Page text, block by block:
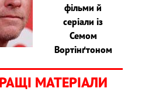
фільми й
серіали із
Семом
Вортінґтоном
МАТЕРІАЛИ